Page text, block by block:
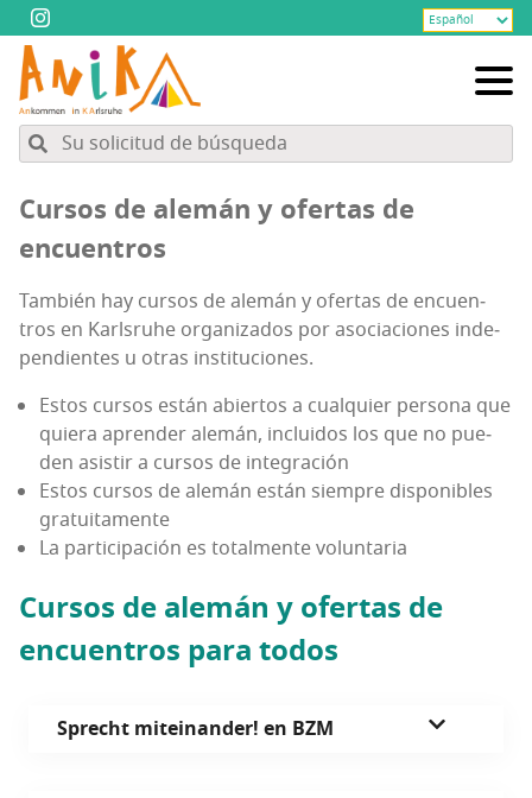
Cur­sos de ale­mán y ofer­tas de
encuentros
Tam­bién hay cur­sos de ale­mán y ofer­tas de encuen­
tros en Karls­ruhe orga­ni­za­dos por aso­cia­cio­nes inde­
pen­dien­tes u otras instituciones.
Estos cur­sos están abier­tos a cual­quier per­so­na que
quie­ra apren­der ale­mán, inclui­dos los que no pue­
den asis­tir a cur­sos de integración
Estos cur­sos de ale­mán están siem­pre dis­po­ni­bles
gratuitamente
La par­ti­ci­pa­ción es total­men­te voluntaria
Cur­sos de ale­mán y ofer­tas de
encuen­tros para todos
Sprecht mitei­nan­der! en BZM